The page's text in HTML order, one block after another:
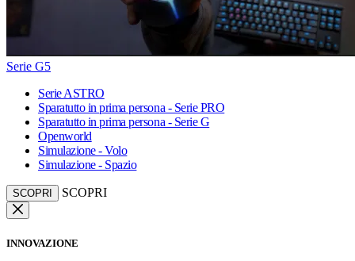
Serie G5
Serie ASTRO
Sparatutto in prima persona - Serie PRO
Sparatutto in prima persona - Serie G
Openworld
Simulazione - Volo
Simulazione - Spazio
SCOPRI SCOPRI
INNOVAZIONE